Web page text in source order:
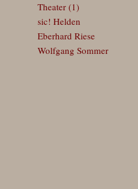
Theater (1)
sic! Helden
Eberhard Riese
Wolfgang Sommer